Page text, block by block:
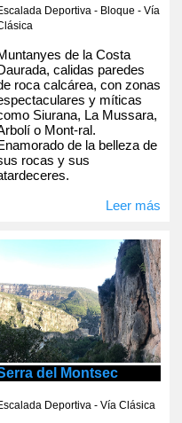
Deportiva - Bloque - Vía
de la Costa
calidas paredes
roca calcárea, con zonas
y míticas
Siurana, La Mussara,
o Mont-ral.
de la belleza de
rocas y sus
Leer más
del Montsec
Deportiva - Vía Clásica